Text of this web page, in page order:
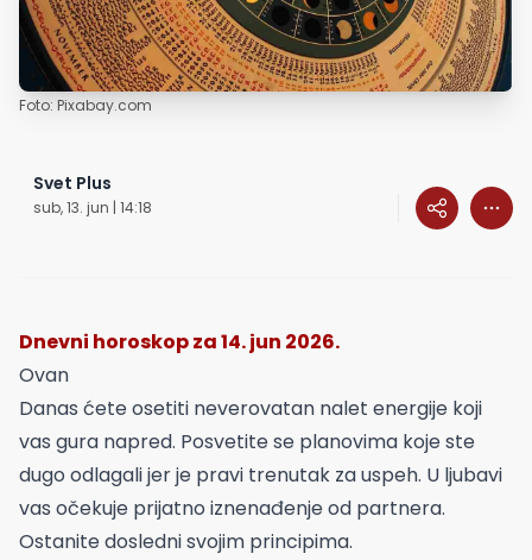
Foto: Pixabay.com
Svet Plus
sub, 13. jun | 14:18
Dnevni horoskop za 14. jun 2026.
Ovan
Danas ćete osetiti neverovatan nalet energije koji
vas gura napred. Posvetite se planovima koje ste
dugo odlagali jer je pravi trenutak za uspeh. U ljubavi
vas očekuje prijatno iznenađenje od partnera.
Ostanite dosledni svojim principima.